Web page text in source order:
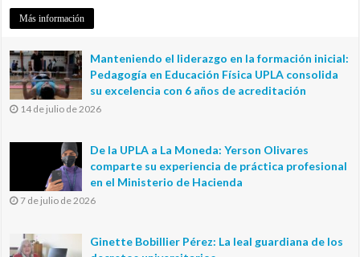
Más información
Manteniendo el liderazgo en la formación inicial:
Pedagogía en Educación Física UPLA consolida
su excelencia con 6 años de acreditación
14 de julio de 2026
De la UPLA a La Moneda: Yerson Olivares
comparte su experiencia de práctica profesional
en el Ministerio de Hacienda
7 de julio de 2026
Ginette Bobillier Pérez: La leal guardiana de los